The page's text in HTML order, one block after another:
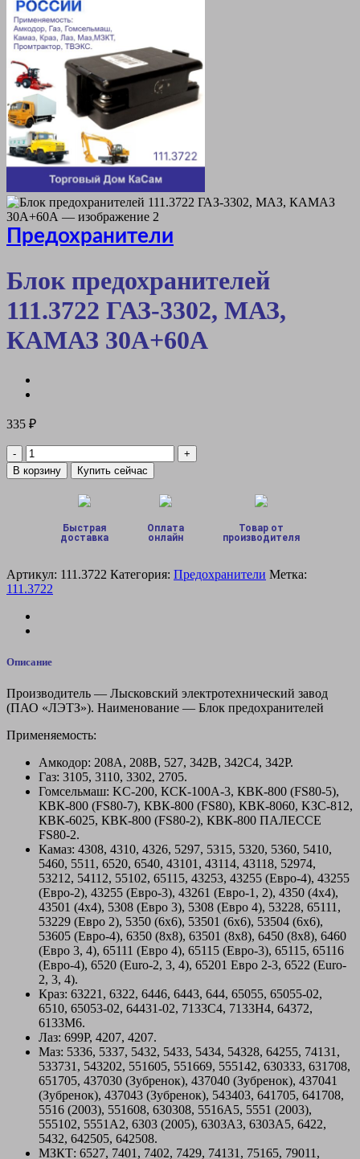
Предохранители
Блок предохранителей
111.3722 ГАЗ-3302, МАЗ,
КАМАЗ 30А+60А
335 ₽
Количество
товара
Блок
предохранителей
ГАЗ-3302,
30А+60А
В корзину Купить сейчас
Быстрая
доставка
Оплата
онлайн
Товар от
производителя
Артикул: 111.3722 Категория: Предохранители Метка:
111.3722
Описание
Производитель — Лысковский электротехнический завод
(ПАО «ЛЭТЗ»). Наименование — Блок предохранителей
Применяемость:
Амкодор: 208А, 208В, 527, 342В, 342С4, 342Р.
Газ: 3105, 3110, 3302, 2705.
Гомсельмаш: KС-200, КСК-100А-3, КВК-800 (FS80-5),
КВК-800 (FS80-7), КВК-800 (FS80), КВК-8060, KЗС-812,
КВК-6025, КВК-800 (FS80-2), КВК-800 ПАЛЕССЕ
FS80-2.
Камаз: 4308, 4310, 4326, 5297, 5315, 5320, 5360, 5410,
5460, 5511, 6520, 6540, 43101, 43114, 43118, 52974,
53212, 54112, 55102, 65115, 43253, 43255 (Евро-4), 43255
(Евро-2), 43255 (Евро-3), 43261 (Евро-1, 2), 4350 (4х4),
43501 (4х4), 5308 (Евро 3), 5308 (Евро 4), 53228, 65111,
53229 (Евро 2), 5350 (6х6), 53501 (6х6), 53504 (6х6),
53605 (Евро-4), 6350 (8х8), 63501 (8х8), 6450 (8х8), 6460
(Евро 3, 4), 65111 (Евро 4), 65115 (Евро-3), 65115, 65116
(Евро-4), 6520 (Euro-2, 3, 4), 65201 Евро 2-3, 6522 (Euro-
2, 3, 4).
Краз: 63221, 6322, 6446, 6443, 644, 65055, 65055-02,
6510, 65053-02, 64431-02, 7133С4, 7133H4, 64372,
6133М6.
Лаз: 699Р, 4207, 4207.
Маз: 5336, 5337, 5432, 5433, 5434, 54328, 64255, 74131,
533731, 543202, 551605, 551669, 555142, 630333, 631708,
651705, 437030 (Зубренок), 437040 (Зубренок), 437041
(Зубренок), 437043 (Зубренок), 543403, 641705, 641708,
5516 (2003), 551608, 630308, 5516А5, 5551 (2003),
555102, 5551А2, 6303 (2005), 6303A3, 6303A5, 6422,
5432, 642505, 642508.
МЗКТ: 6527, 7401, 7402, 7429, 74131, 75165, 79011,